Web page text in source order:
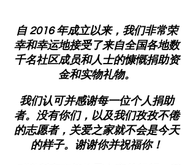
自 2016 年成立以来，我们非常荣
幸和幸运地接受了来自全国各地数
千名社区成员和人士的慷慨捐助资
金和实物礼物。
我们认可并感谢每一位个人捐助
者。没有你们，以及我们孜孜不倦
的志愿者，关爱之家就不会是今天
的样子。谢谢你并祝福你！